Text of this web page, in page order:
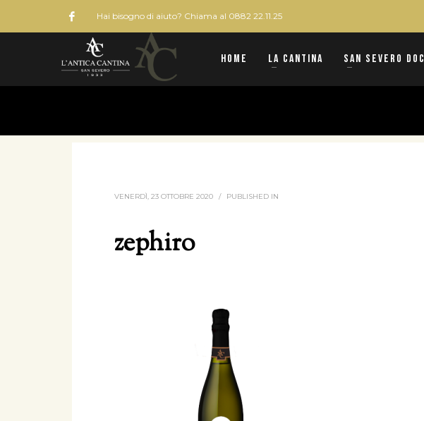
Hai bisogno di aiuto? Chiama al 0882 22.11.25
Home La Cantina San Severo DOC
VENERDÌ, 23 OTTOBRE 2020 / PUBLISHED IN
zephiro